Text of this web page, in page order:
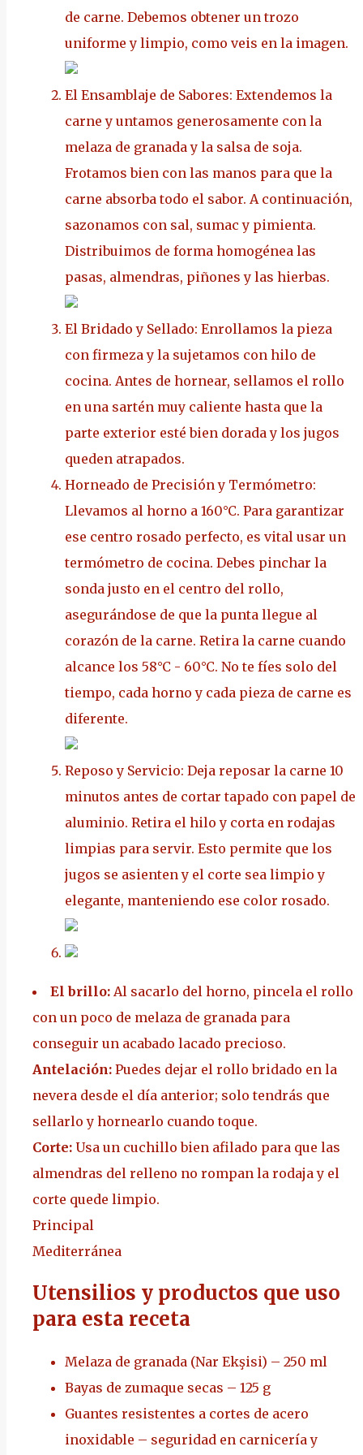
de carne. Debemos obtener un trozo
uniforme y limpio, como veis en la imagen.
El Ensamblaje de Sabores: Extendemos la
carne y untamos generosamente con la
melaza de granada y la salsa de soja.
Frotamos bien con las manos para que la
carne absorba todo el sabor. A continuación,
sazonamos con sal, sumac y pimienta.
Distribuimos de forma homogénea las
pasas, almendras, piñones y las hierbas.
El Bridado y Sellado: Enrollamos la pieza
con firmeza y la sujetamos con hilo de
cocina. Antes de hornear, sellamos el rollo
en una sartén muy caliente hasta que la
parte exterior esté bien dorada y los jugos
queden atrapados.
Horneado de Precisión y Termómetro:
Llevamos al horno a 160°C. Para garantizar
ese centro rosado perfecto, es vital usar un
termómetro de cocina. Debes pinchar la
sonda justo en el centro del rollo,
asegurándose de que la punta llegue al
corazón de la carne. Retira la carne cuando
alcance los 58°C - 60°C. No te fíes solo del
tiempo, cada horno y cada pieza de carne es
diferente.
Reposo y Servicio: Deja reposar la carne 10
minutos antes de cortar tapado con papel de
aluminio. Retira el hilo y corta en rodajas
limpias para servir. Esto permite que los
jugos se asienten y el corte sea limpio y
elegante, manteniendo ese color rosado.
El brillo: Al sacarlo del horno, pincela el rollo
con un poco de melaza de granada para
conseguir un acabado lacado precioso.
Antelación: Puedes dejar el rollo bridado en la
nevera desde el día anterior; solo tendrás que
sellarlo y hornearlo cuando toque.
Corte: Usa un cuchillo bien afilado para que las
almendras del relleno no rompan la rodaja y el
corte quede limpio.
Principal
Mediterránea
Utensilios y productos que uso
para esta receta
Melaza de granada (Nar Ekşisi) – 250 ml
Bayas de zumaque secas – 125 g
Guantes resistentes a cortes de acero
inoxidable – seguridad en carnicería y